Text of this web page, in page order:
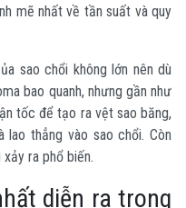
mẽ nhất về tần suất và quy
sao chổi không lớn nên dù
bao quanh, nhưng gần như
tốc để tạo ra vệt sao băng,
thẳng vào sao chổi. Còn
ra phổ biến.
diễn ra trong